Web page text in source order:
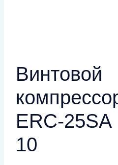
Винтовой
ERC-25SA
10